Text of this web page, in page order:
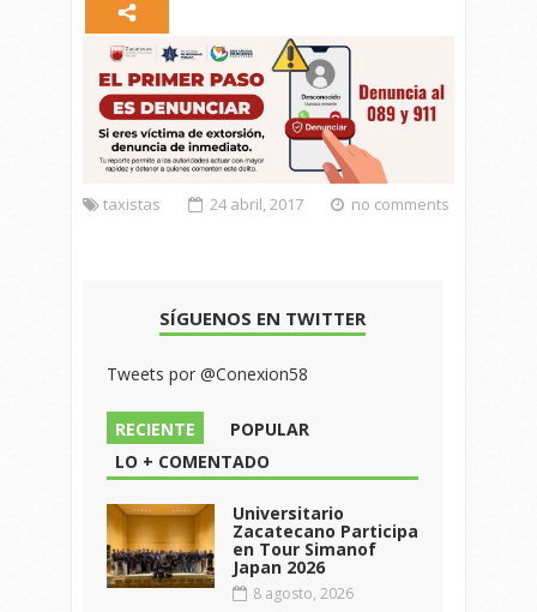
taxistas 24 abril, 2017 no comments
SÍGUENOS EN TWITTER
Tweets por @Conexion58
RECIENTE
POPULAR
LO + COMENTADO
Universitario
Zacatecano Participa
en Tour Simanof
Japan 2026
8 agosto, 2026